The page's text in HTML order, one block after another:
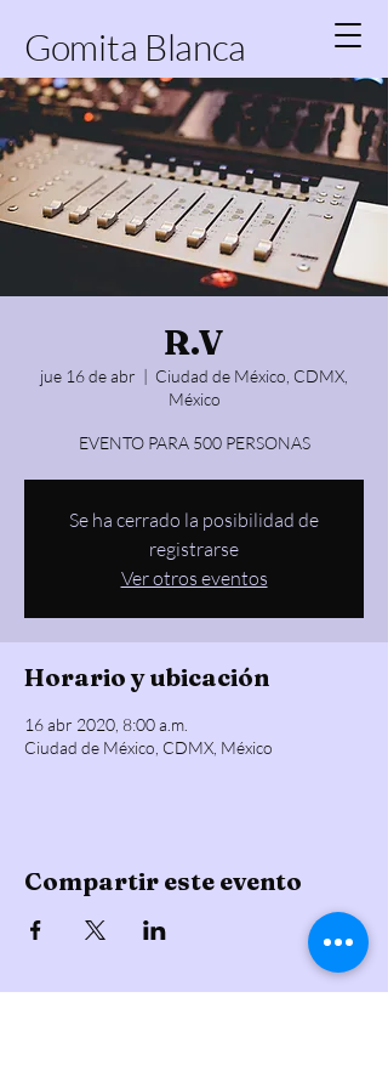
Gomita Blanca
R.V
jue 16 de abr
  |
Ciudad de México, CDMX,
México
EVENTO PARA 500 PERSONAS
Se ha cerrado la posibilidad de
registrarse
Ver otros eventos
Horario y ubicación
16 abr 2020, 8:00 a.m.
Ciudad de México, CDMX, México
Compartir este evento